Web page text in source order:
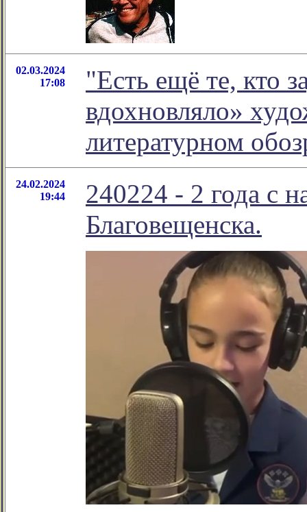
02.03.2024
17:08
"Есть ещё те, кто
вдохновляло»
литературном
24.02.2024
19:44
240224 - 2 года с
Благовещенска.